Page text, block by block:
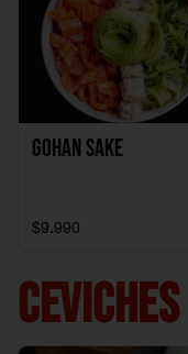
Gohan Sake
$9.990
CEVICHES